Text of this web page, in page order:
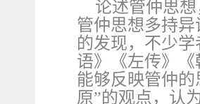
论述管仲思
管仲思想多持
的发现，不少
语》《左传》
能够反映管仲
原”的观点，认